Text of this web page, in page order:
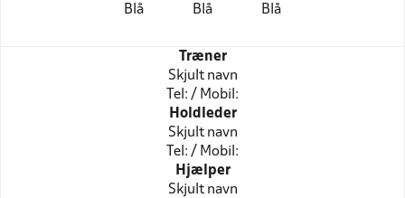
Blå Blå Blå
Træner
Skjult navn
Tel: / Mobil:
Holdleder
Skjult navn
Tel: / Mobil:
Hjælper
Skjult navn